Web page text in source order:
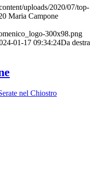
uploads/2020/07/top-
Maria Campone
300x98.png
01-17 09:34:24Da destra
nel Chiostro